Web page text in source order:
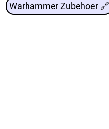
Warhammer Zubehoer 🔗